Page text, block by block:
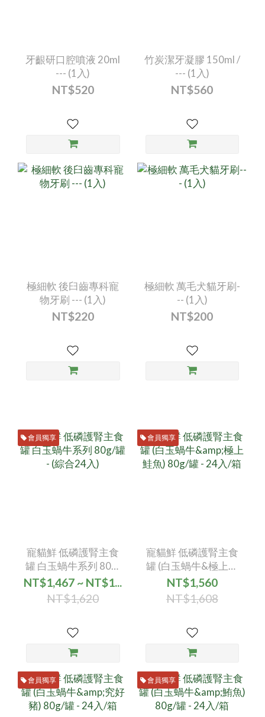
牙齦研口腔噴液 20ml
--- (1入)
NT$520
竹炭潔牙凝膠 150ml /
--- (1入)
NT$560
極細軟 後臼齒專科寵
物牙刷 --- (1入)
NT$220
極細軟 萬毛犬貓牙刷-
-- (1入)
NT$200
會員獨享
寵貓鮮 低磷護腎主食
罐 白玉蝸牛系列 80g/
罐 - (綜合24入)
NT$1,467 ~ NT$1...
NT$1,620
會員獨享
寵貓鮮 低磷護腎主食
罐 (白玉蝸牛&極上鮭
魚) 80g/罐 - 24入/箱
NT$1,560
NT$1,608
會員獨享 會員獨享